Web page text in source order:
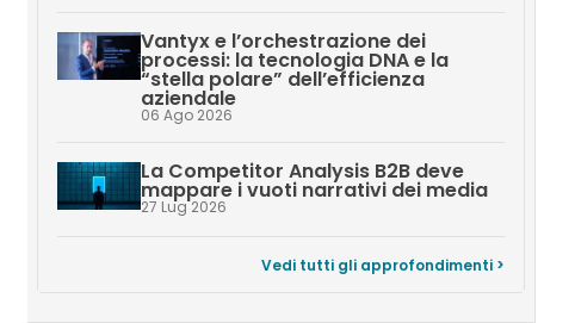
Vantyx e l’orchestrazione dei
processi: la tecnologia DNA e la
“stella polare” dell’efficienza
aziendale
06 Ago 2026
La Competitor Analysis B2B deve
mappare i vuoti narrativi dei media
27 Lug 2026
Vedi tutti gli approfondimenti >